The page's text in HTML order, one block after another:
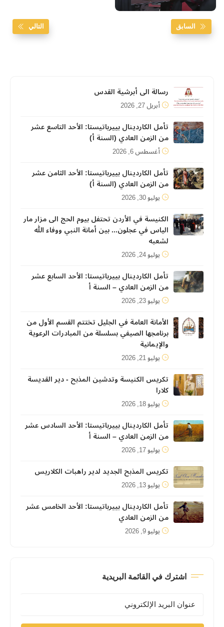
السابق التالي
رسالة الى أبرشية القدس
أبريل 27, 2026
تأمل الكاردينال بييرباتيستا: الأحد التاسع عشر
من الزمن العادي (السنة أ)
أغسطس 6, 2026
تأمل الكاردينال بييرباتيستا: الأحد الثامن عشر
من الزمن العادي (السنة أ)
يوليو 30, 2026
الكنيسة في الأردن تحتفل بيوم الحج الى مزار مار
الياس في عجلون... بين أمانة النبي ووفاء الله
لشعبه
يوليو 24, 2026
تأمل الكاردينال بييرباتيستا: الأحد السابع عشر
من الزمن العادي – السنة أ
يوليو 23, 2026
الأمانة العامة في الجليل تختتم القسم الأول من
برنامجها الصيفي بسلسلة من المبادرات الرعوية
والإيمانية
يوليو 21, 2026
تكريس الكنيسة وتدشين المذبح - دير القديسة
كلارا
يوليو 18, 2026
تأمل الكاردينال بييرباتيستا: الأحد السادس عشر
من الزمن العادي – السنة أ
يوليو 17, 2026
تكريس المذبح الجديد لدير راهبات الكلاريس
يوليو 13, 2026
تأمل الكاردينال بييرباتيستا: الأحد الخامس عشر
من الزمن العادي
يوليو 9, 2026
اشترك في القائمة البريدية